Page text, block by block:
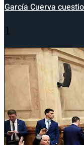
García Cuerva
1